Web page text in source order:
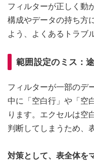
フィルターが正しく動
構成やデータの持ち方
よう、よくあるトラブ
範囲設定のミス：
フィルターが一部のデ
中に「空白行」や「空
ります。エクセルは空
判断してしまうため、
対策として、表全体を